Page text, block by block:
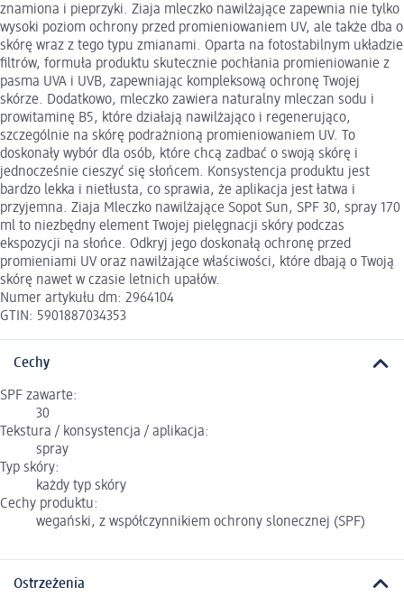
znamiona i pieprzyki. Ziaja mleczko nawilżające zapewnia nie tylko
wysoki poziom ochrony przed promieniowaniem UV, ale także dba o
skórę wraz z tego typu zmianami. Oparta na fotostabilnym układzie
filtrów, formuła produktu skutecznie pochłania promieniowanie z
pasma UVA i UVB, zapewniając kompleksową ochronę Twojej
skórze. Dodatkowo, mleczko zawiera naturalny mleczan sodu i
prowitaminę B5, które działają nawilżająco i regenerująco,
szczególnie na skórę podrażnioną promieniowaniem UV. To
doskonały wybór dla osób, które chcą zadbać o swoją skórę i
jednocześnie cieszyć się słońcem. Konsystencja produktu jest
bardzo lekka i nietłusta, co sprawia, że aplikacja jest łatwa i
przyjemna. Ziaja Mleczko nawilżające Sopot Sun, SPF 30, spray 170
ml to niezbędny element Twojej pielęgnacji skóry podczas
ekspozycji na słońce. Odkryj jego doskonałą ochronę przed
promieniami UV oraz nawilżające właściwości, które dbają o Twoją
skórę nawet w czasie letnich upałów.
Numer artykułu dm: 2964104
GTIN: 5901887034353
Cechy
SPF zawarte:
30
Tekstura / konsystencja / aplikacja:
spray
Typ skóry:
każdy typ skóry
Cechy produktu:
wegański, z współczynnikiem ochrony slonecznej (SPF)
Ostrzeżenia